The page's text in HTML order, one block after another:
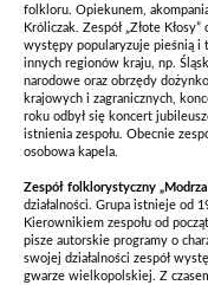
folkloru. Opiekunem,
Króliczak. Zespół „Złote
występy popularyzuje pieśnią i
innych regionów kraju, np.
narodowe oraz obrzędy
krajowych i zagranicznych,
roku odbył się koncert
istnienia zespołu. Obecnie
osobowa kapela.
Zespół folklorystyczny
działalności. Grupa istnieje od
Kierownikiem zespołu od
pisze autorskie programy o
swojej działalności zespół
gwarze wielkopolskiej. Z